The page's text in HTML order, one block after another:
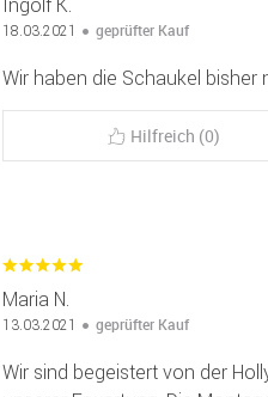
18.03.2021 geprüfter Kauf
Wir haben die Schaukel bisher
Hilfreich (0)
Maria N.
13.03.2021 geprüfter Kauf
Wir sind begeistert von der